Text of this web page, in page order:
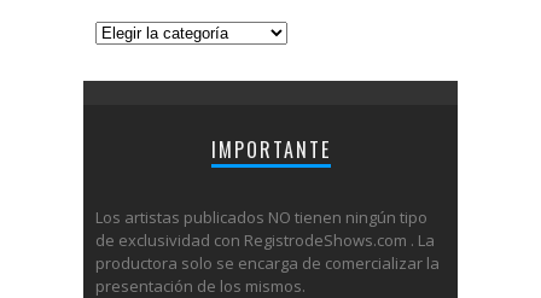
Categorías
IMPORTANTE
Los artistas publicados NO tienen ningún tipo
de exclusividad con RegistrodeShows.com . La
productora solo se encarga de comercializar la
presentación de los mismos.